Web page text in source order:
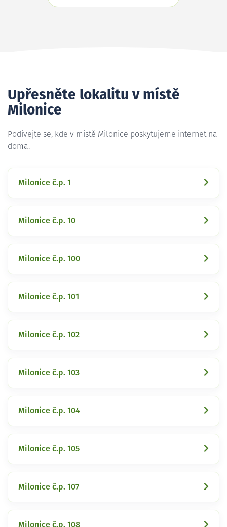
Upřesněte lokalitu v místě
Milonice
Podívejte se, kde v místě Milonice poskytujeme internet na
doma.
Milonice č.p. 1
Milonice č.p. 10
Milonice č.p. 100
Milonice č.p. 101
Milonice č.p. 102
Milonice č.p. 103
Milonice č.p. 104
Milonice č.p. 105
Milonice č.p. 107
Milonice č.p. 108